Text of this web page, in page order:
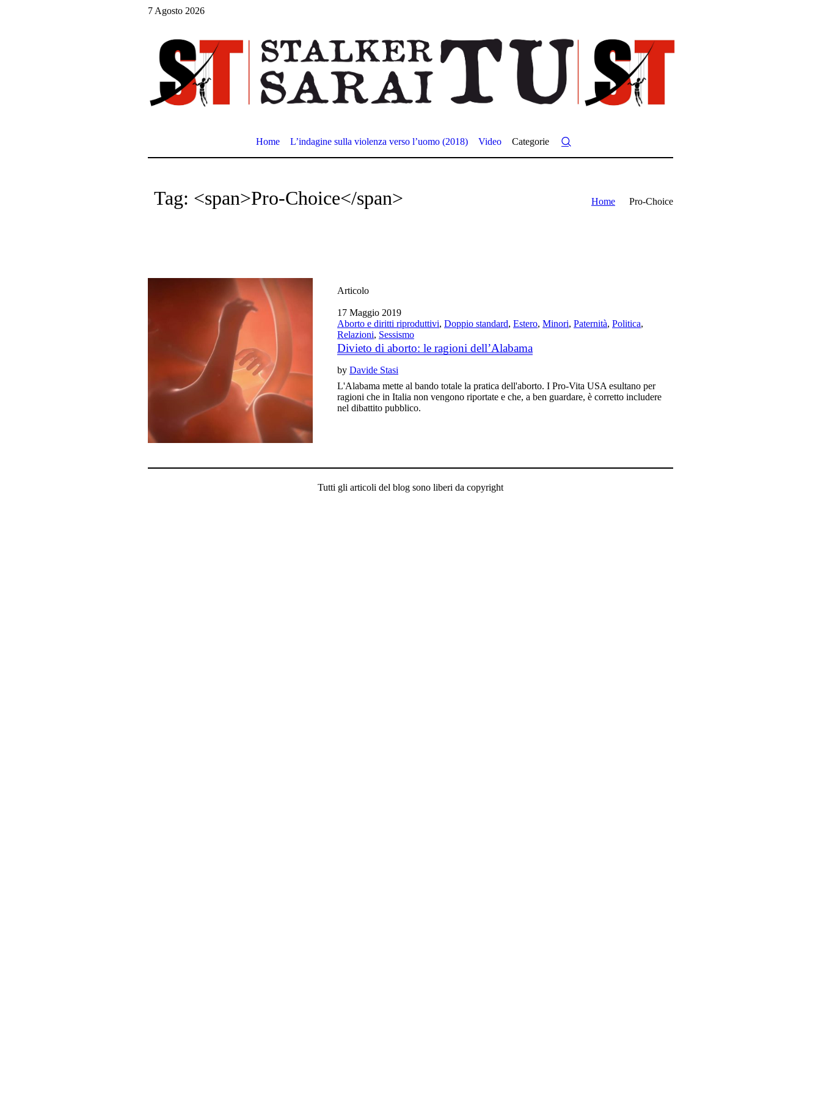
7 Agosto 2026
Home L’indagine sulla violenza verso l’uomo (2018) Video Categorie
Tag: <span>Pro-Choice</span> Home Pro-Choice
Articolo
17 Maggio 2019
Aborto e diritti riproduttivi,Doppio standard,Estero,Minori,Paternità,Politica,
Relazioni, Sessismo
Divieto di aborto: le ragioni dell’Alabama
byDavide Stasi
L'Alabama mette al bando totale la pratica dell'aborto. I Pro-Vita USA esultano per
ragioni che in Italia non vengono riportate e che, a ben guardare, è corretto includere
nel dibattito pubblico.
Tutti gli articoli del blog sono liberi da copyright